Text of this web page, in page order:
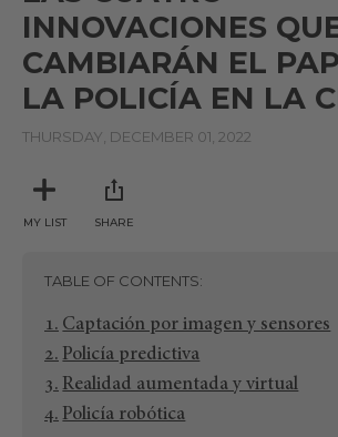
INNOVACIONES
CAMBIARÁN EL
LA POLICÍA EN LA
THURSDAY, DECEMBER 01, 2022
MY LIST SHARE
TABLE OF CONTENTS
Captación por imagen y sensores
Policía predictiva
Realidad aumentada y virtual
Policía robótica